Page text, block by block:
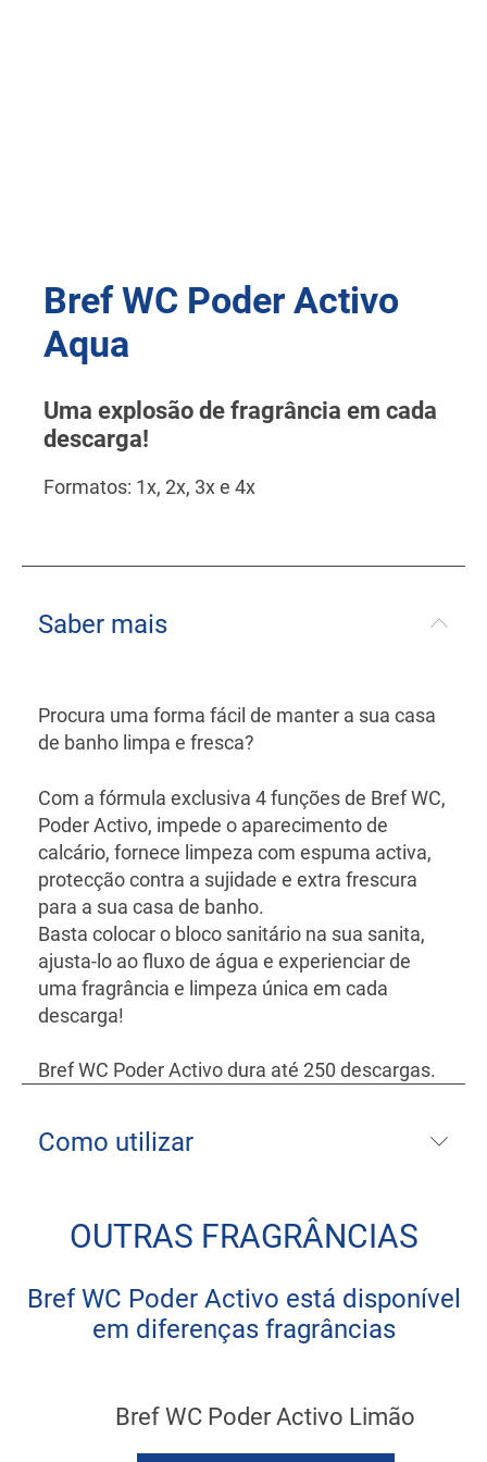
Bref WC Poder Activo
Aqua
Uma explosão de fragrância em cada
descarga!
Formatos: 1x, 2x, 3x e 4x
Saber mais
Procura uma forma fácil de manter a sua casa
de banho limpa e fresca?
Com a fórmula exclusiva 4 funções de Bref WC,
Poder Activo, impede o aparecimento de
calcário, fornece limpeza com espuma activa,
protecção contra a sujidade e extra frescura
para a sua casa de banho.
Basta colocar o bloco sanitário na sua sanita,
ajusta-lo ao fluxo de água e experienciar de
uma fragrância e limpeza única em cada
descarga!
Bref WC Poder Activo dura até 250 descargas.
Como utilizar
OUTRAS FRAGRÂNCIAS
Bref WC Poder Activo está disponível
em diferenças fragrâncias
Bref WC Poder Activo Limão